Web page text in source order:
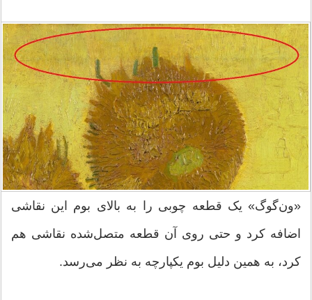
«ون‌گوگ» یک قطعه چوبی را به بالای بوم این نقاشی
اضافه کرد و حتی روی آن قطعه متصل‌شده نقاشی هم
کرد، به همین دلیل بوم یکپارچه به نظر می‌رسد.